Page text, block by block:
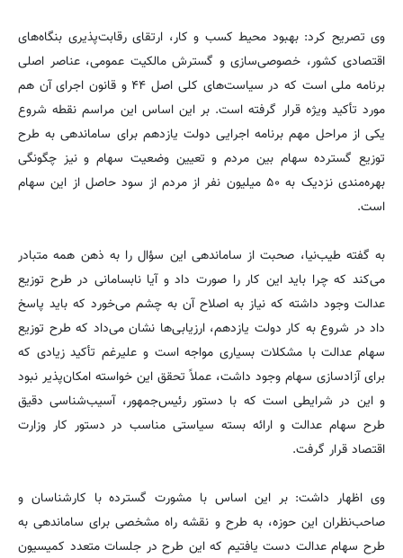
وی تصریح کرد: بهبود محیط کسب و کار، ارتقای رقابت‌پذیری بنگاه‌های
اقتصادی کشور، خصوصی‌سازی و گسترش مالکیت عمومی، عناصر اصلی
برنامه ملی است که در سیاست‌های کلی اصل ۴۴ و قانون اجرای آن هم
مورد تأکید ویژه قرار گرفته است. بر این اساس این مراسم نقطه شروع
یکی از مراحل مهم برنامه اجرایی دولت یازدهم برای ساماندهی به طرح
توزیع گسترده سهام بین مردم و تعیین وضعیت سهام و نیز چگونگی
بهره‌مندی نزدیک به ۵۰ میلیون نفر از مردم از سود حاصل از این سهام
است.
به گفته طیب‌نیا، صحبت از ساماندهی این سؤال را به ذهن همه متبادر
می‌کند که چرا باید این کار را صورت داد و آیا نابسامانی در طرح توزیع
عدالت وجود داشته که نیاز به اصلاح آن به چشم می‌خورد که باید پاسخ
داد در شروع به کار دولت یازدهم، ارزیابی‌ها نشان می‌داد که طرح توزیع
سهام عدالت با مشکلات بسیاری مواجه است و علیرغم تأکید زیادی که
برای آزادسازی سهام وجود داشت، عملاً تحقق این خواسته امکان‌پذیر نبود
و این در شرایطی است که با دستور رئیس‌جمهور، آسیب‌شناسی دقیق
طرح سهام عدالت و ارائه بسته سیاستی مناسب در دستور کار وزارت
اقتصاد قرار گرفت.
وی اظهار داشت: بر این اساس با مشورت گسترده با کارشناسان و
صاحب‌نظران این حوزه، به طرح و نقشه راه مشخصی برای ساماندهی به
طرح سهام عدالت دست یافتیم که این طرح در جلسات متعدد کمیسیون